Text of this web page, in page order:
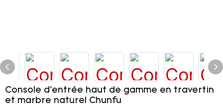
Console d'entrée haut de gamme en travertin
et marbre naturel Chunfu